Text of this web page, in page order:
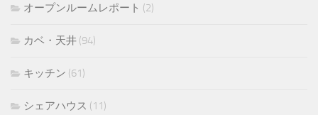
オープンルームレポート (2)
カベ・天井 (94)
キッチン (61)
シェアハウス (11)